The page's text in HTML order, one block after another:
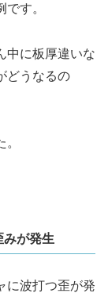
す。
中に板厚違いな
どうなるの
みが発生
に波打つ歪が発